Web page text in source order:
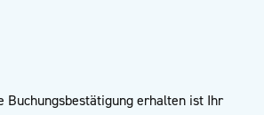
Buchungsbestätigung erhalten ist Ihr